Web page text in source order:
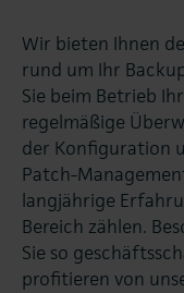
Wir bieten Ihnen
rund um Ihr
Sie beim Betrieb
regelmäßige
der Konfiguration
Patch-
langjährige
Bereich zählen.
Sie so
profitieren von